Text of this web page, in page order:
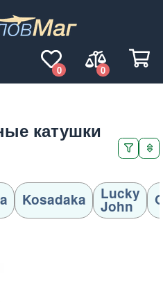
0
0
катушки
Kosadaka Lucky
John